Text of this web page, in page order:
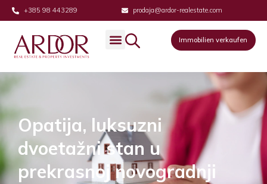
+385 98 443289 prodaja@ardor-realestate.com
Immobilien verkaufen
Opatija, luksuzni
dvoetažni stan u
prekrasnoj novogradnji